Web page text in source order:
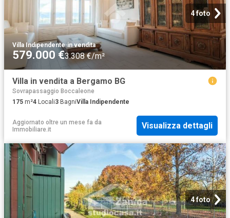
4 foto
Villa Indipendente·in vendita
579.000 €3.308 €/m²
Villa in vendita a Bergamo BG
Sovrapassaggio Boccaleone
175 m²4 Locali3 BagniVilla Indipendente
Aggiornato oltre un mese fa da
Immobiliare.it
Visualizza dettagli
4 foto